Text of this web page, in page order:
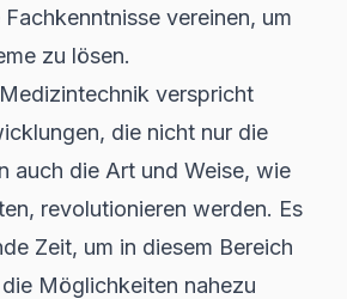
vereinen, um
zu lösen.
verspricht
die nicht nur die
auch die Art und Weise, wie
revolutionieren werden. Es
Zeit, um in diesem Bereich
Möglichkeiten nahezu